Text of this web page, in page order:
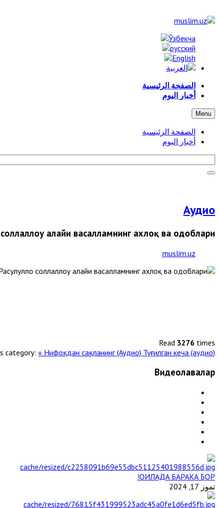
الصفحة الرئيسية
أخبار اليوم
Menu
الصفحة الرئيسية
أخبار اليوم
Аудио
соллаллоҳу алайҳи васалламнинг ахлоқ ва одоблари
muslim.uz
Read 3276 times
category: « Нифоқдaн сaқлaнинг (Аудио) Туғилган кеча (аудио) »
Видеолавҳалар
ОИЛАДА БАРАКА БОР!
تموز 17, 2024